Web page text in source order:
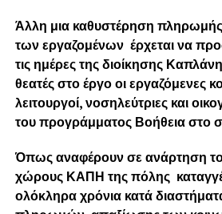
Άλλη μια καθυστέρηση πληρωμής
των εργαζομένων έρχεται να
τις ημέρες της διοίκησης
θεατές στο έργο οι εργαζόμενες
λειτουργοί, νοσηλεύτριες και
του προγράμματος Βοήθεια στο
Όπως αναφέρουν σε ανάρτηση
χώρους ΚΑΠΗ της πόλης
ολόκληρα χρόνια κατά